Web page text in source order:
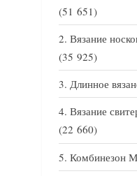
(51 651)
Вязание
(35 925)
Длинное
Вязание
(22 660)
Комбинезон